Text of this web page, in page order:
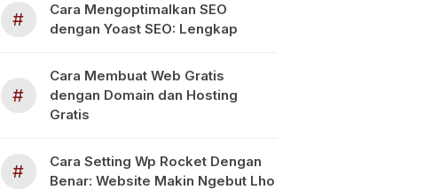
#
Cara Mengoptimalkan SEO
dengan Yoast SEO: Lengkap
#
Cara Membuat Web Gratis
dengan Domain dan Hosting
Gratis
#
Cara Setting Wp Rocket Dengan
Benar: Website Makin Ngebut Lho